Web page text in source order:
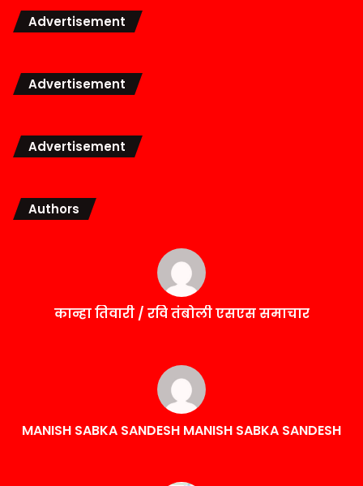
Advertisement
Advertisement
Advertisement
Authors
कान्हा तिवारी / रवि तंबोली एसएस समाचार
MANISH SABKA SANDESH MANISH SABKA SANDESH